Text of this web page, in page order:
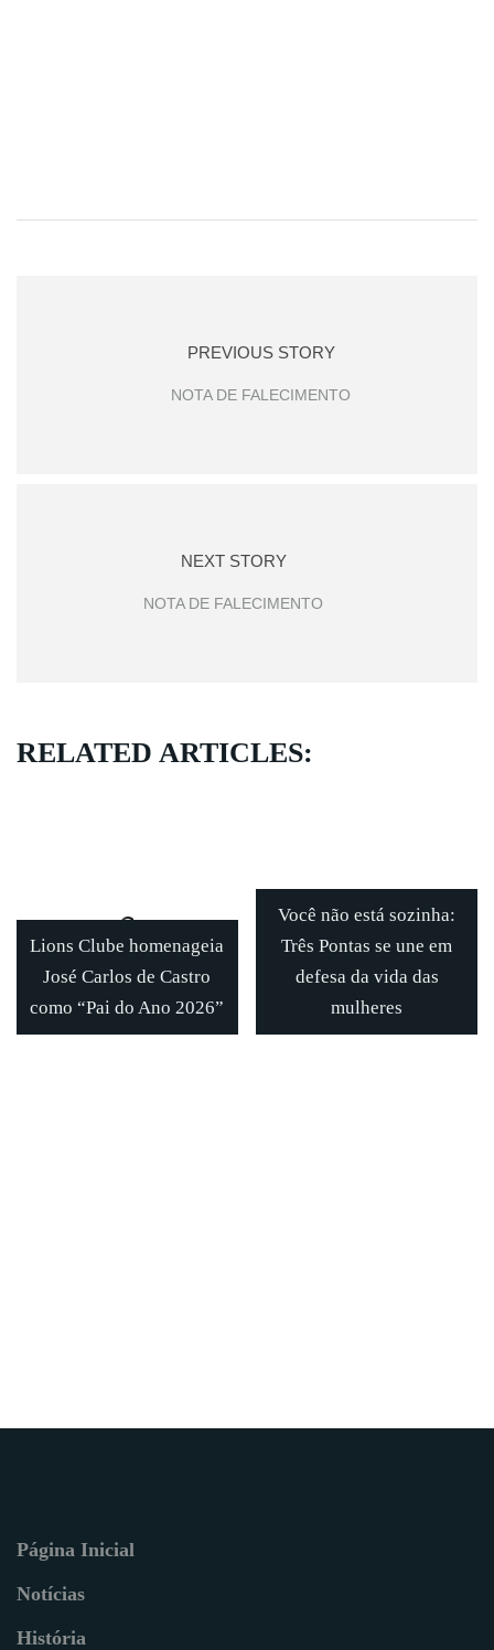
PREVIOUS STORY
NOTA DE FALECIMENTO
NEXT STORY
NOTA DE FALECIMENTO
RELATED ARTICLES:
Lions Clube homenageia
José Carlos de Castro
como “Pai do Ano 2026”
Você não está sozinha:
Três Pontas se une em
defesa da vida das
mulheres
Página Inicial
Notícias
História